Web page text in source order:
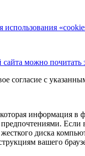
использования
можно почитать
согласие с
информация в
диска
вашего